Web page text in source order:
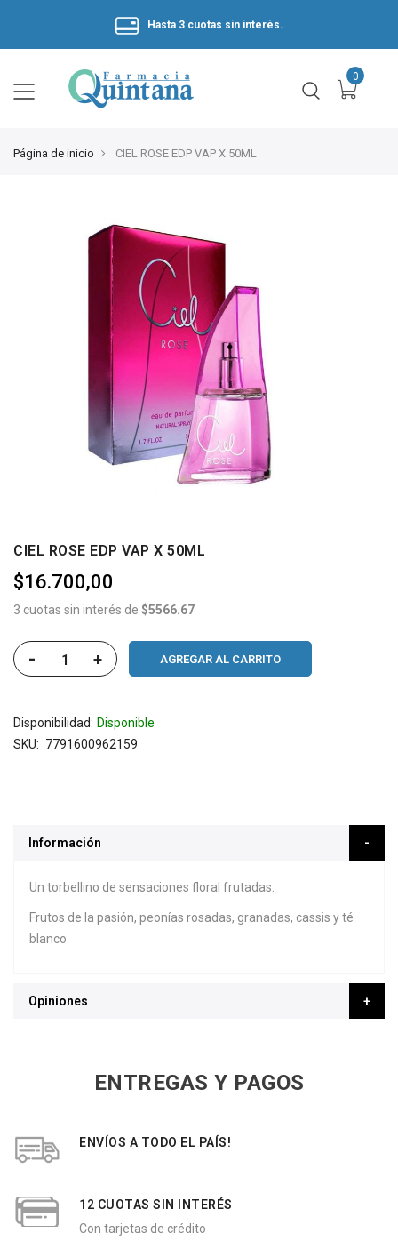
Hasta 3 cuotas sin interés.
Página de inicio CIEL ROSE EDP VAP X 50ML
CIEL ROSE EDP VAP X 50ML
$16.700,00
3 cuotas sin interés de $5566.67
- + AGREGAR AL CARRITO
Disponibilidad: Disponible
SKU
7791600962159
Información
Un torbellino de sensaciones floral frutadas.
Frutos de la pasión, peonías rosadas, granadas, cassis y té
blanco.
Opiniones
ENTREGAS Y PAGOS
ENVÍOS A TODO EL PAÍS!
12 CUOTAS SIN INTERÉS
Con tarjetas de crédito